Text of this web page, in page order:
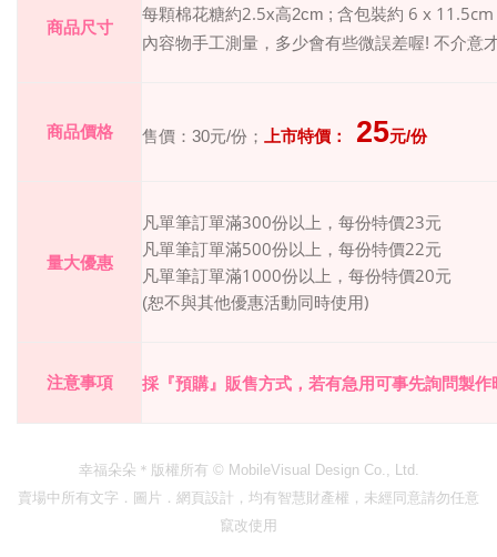
商品尺寸
每顆棉花糖約2.5x高2cm ; 含包裝約 6 x 11.5cm
內容物手工測量，多少會有些微誤差喔! 不介意
商品價格 售價： 30元/份 ； 上市特價： 25元/份
量大優惠
凡單筆訂單滿300份以上，每份特價23元
凡單筆訂單滿500份以上，每份特價22元
凡單筆訂單滿1000份以上，每份特價20元
(恕不與其他優惠活動同時使用)
注意事項 採『預購』販售方式，若有急用可事先詢問製作
幸福朵朵＊版權所有 © MobileVisual Design Co., Ltd.
賣場中所有文字．圖片．網頁設計，均有智慧財產權，未經同意請勿任意
竄改使用